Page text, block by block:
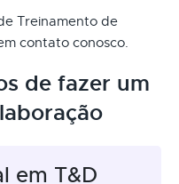
Treinamento de
contato conosco.
de fazer um
em T&D